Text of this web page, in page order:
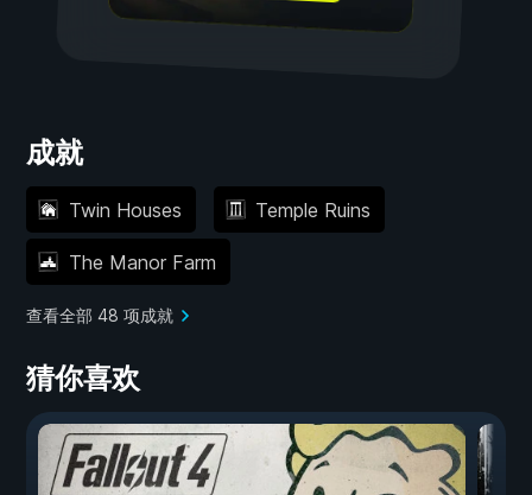
成就
Twin Houses Temple Ruins
The Manor Farm
查看全部 48 项成就
猜你喜欢